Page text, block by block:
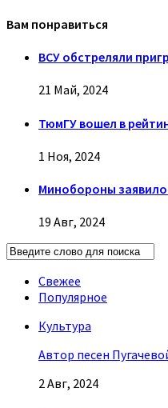
Вам понравиться
ВСУ обстреляли
21 Май, 2024
ТюмГУ вошел в
1 Ноя, 2024
Минобороны заявило
19 Авг, 2024
Свежее
Популярное
Культура
Автор песен
2 Авг, 2024